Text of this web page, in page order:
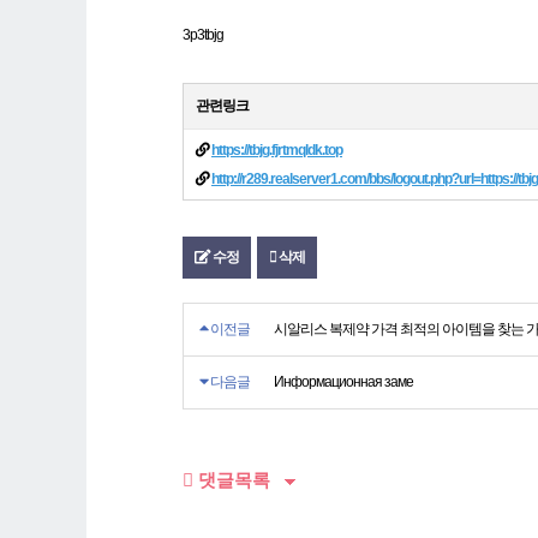
3p3tbjg
관련링크
https://tbjg.fjrtmqldk.top
http://r289.realserver1.com/bbs/logout.php?url=https://
수정 삭제
이전글 시알리스 복제약 가격 최적의 아이템을 찾는
다음글 Информационная заме
댓글목록